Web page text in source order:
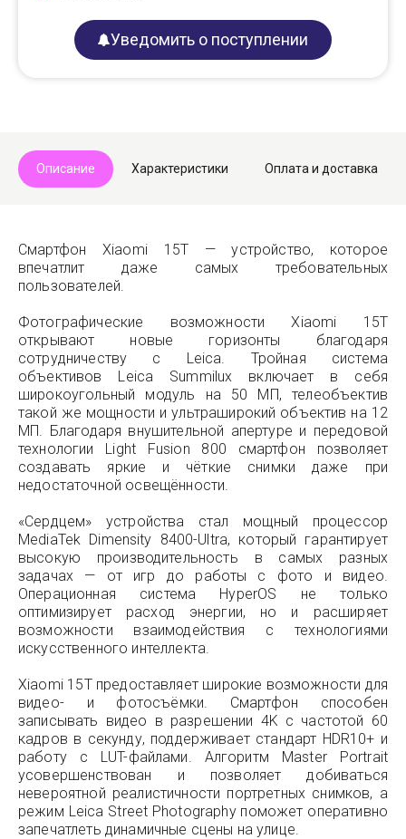
Уведомить о поступлении
Описание Характеристики Оплата и доставка
Смартфон Xiaomi 15T — устройство, которое
впечатлит даже самых требовательных
пользователей.
Фотографические возможности Xiaomi 15T
открывают новые горизонты благодаря
сотрудничеству с Leica. Тройная система
объективов Leica Summilux включает в себя
широкоугольный модуль на 50 МП, телеобъектив
такой же мощности и ультраширокий объектив на 12
МП. Благодаря внушительной апертуре и передовой
технологии Light Fusion 800 смартфон позволяет
создавать яркие и чёткие снимки даже при
недостаточной освещённости.
«Сердцем» устройства стал мощный процессор
MediaTek Dimensity 8400-Ultra, который гарантирует
высокую производительность в самых разных
задачах — от игр до работы с фото и видео.
Операционная система HyperOS не только
оптимизирует расход энергии, но и расширяет
возможности взаимодействия с технологиями
искусственного интеллекта.
Xiaomi 15T предоставляет широкие возможности для
видео- и фотосъёмки. Смартфон способен
записывать видео в разрешении 4K с частотой 60
кадров в секунду, поддерживает стандарт HDR10+ и
работу с LUT-файлами. Алгоритм Master Portrait
усовершенствован и позволяет добиваться
невероятной реалистичности портретных снимков, а
режим Leica Street Photography поможет оперативно
запечатлеть динамичные сцены на улице.